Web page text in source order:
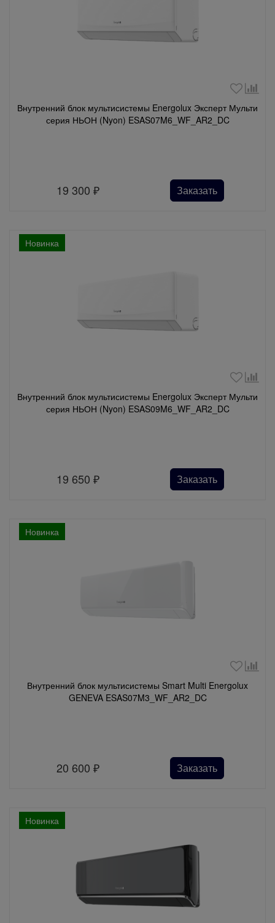
Внутренний блок мультисистемы Energolux Эксперт Мульти
серия НЬОН (Nyon) ESAS07M6_WF_AR2_DC
19 300₽ Заказать
Новинка
Внутренний блок мультисистемы Energolux Эксперт Мульти
серия НЬОН (Nyon) ESAS09M6_WF_AR2_DC
19 650₽ Заказать
Новинка
Внутренний блок мультисистемы Smart Multi Energolux
GENEVA ESAS07M3_WF_AR2_DC
20 600₽ Заказать
Новинка